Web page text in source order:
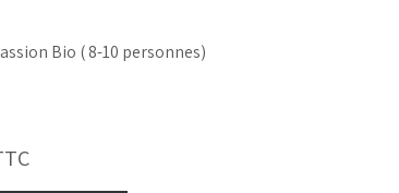
Bio ( 8-10 personnes)